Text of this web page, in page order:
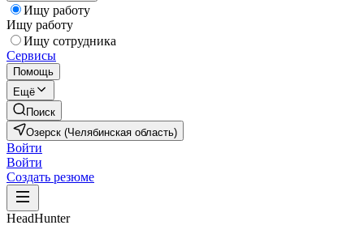
Ищу работу
Ищу работу
Ищу сотрудника
Сервисы
Помощь
Ещё
Поиск
Озерск (Челябинская область)
Войти
Войти
Создать резюме
HeadHunter